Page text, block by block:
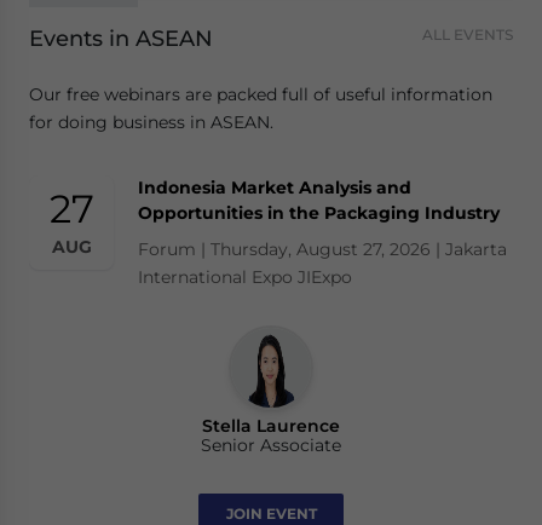
Events in ASEAN ALL EVENTS
Our free webinars are packed full of useful information
for doing business in ASEAN.
27
AUG
Indonesia Market Analysis and
Opportunities in the Packaging Industry
Forum | Thursday, August 27, 2026 | Jakarta
International Expo JIExpo
Stella Laurence
Senior Associate
JOIN EVENT